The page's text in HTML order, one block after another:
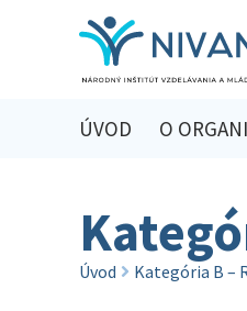
ÚVOD O
Úvod Kategória B –